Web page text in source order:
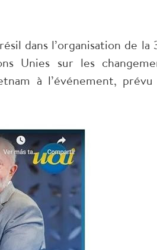
dans l’organisation de la
Unies sur les
à l’événement,